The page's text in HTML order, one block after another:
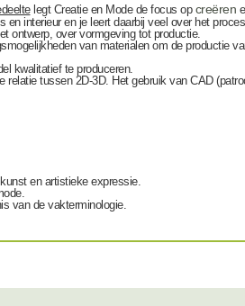
legt Creatie en Mode de focus op creëren
interieur en je leert daarbij veel over het
ontwerp, over vormgeving tot productie.
van materialen om de productie
kwalitatief te produceren.
tussen 2D-3D. Het gebruik van CAD
en artistieke expressie.
van de vakterminologie.